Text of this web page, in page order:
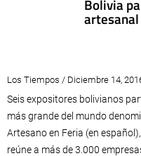
Bolivia
artesanal
Los Tiempos / Diciembre 14,
Seis expositores bolivianos
más grande del mundo
Artesano en Feria (en
reúne a más de 3.000